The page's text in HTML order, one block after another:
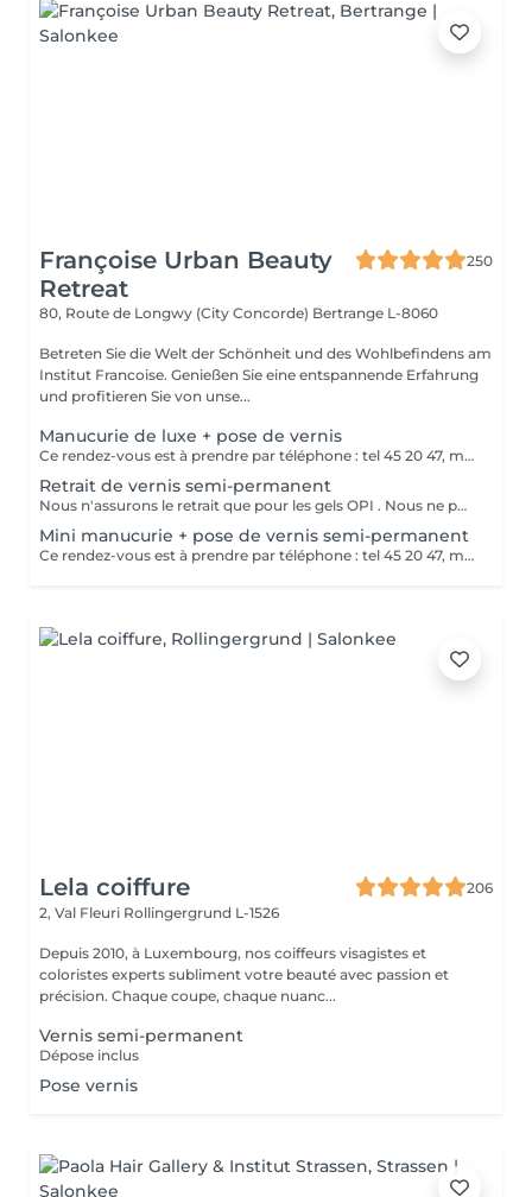
Françoise Urban Beauty
Retreat
250
80, Route de Longwy (City Concorde) Bertrange L-8060
Betreten Sie die Welt der Schönheit und des Wohlbefindens am
Institut Francoise. Genießen Sie eine entspannende Erfahrung
und profitieren Sie von unse...
Manucurie de luxe + pose de vernis
Ce rendez-vous est à prendre par téléphone : tel 45 20 47, merci
Retrait de vernis semi-permanent
Nous n'assurons le retrait que pour les gels OPI . Nous ne pouvons assurer un bon service dans le cas de gels différents Merci de votre compréhension
Mini manucurie + pose de vernis semi-permanent
Ce rendez-vous est à prendre par téléphone : tel 45 20 47, merci
Lela coiffure
206
2, Val Fleuri Rollingergrund L-1526
Depuis 2010, à Luxembourg, nos coiffeurs visagistes et
coloristes experts subliment votre beauté avec passion et
précision. Chaque coupe, chaque nuanc...
Vernis semi-permanent
Dépose inclus
Pose vernis